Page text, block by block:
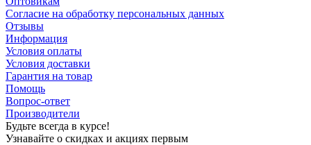
Cогласие на обработку персональных данных
Отзывы
Информация
Условия оплаты
Условия доставки
Гарантия на товар
Помощь
Вопрос-ответ
Производители
Будьте всегда в курсе!
Узнавайте о скидках и акциях первым